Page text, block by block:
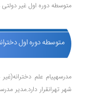
متوسطه دوره اول غیر دولتی
متوسطه دوره اول
شهر تهرانقرار